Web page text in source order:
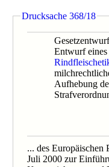
0051/15
0708/08
0824/07
Drucksache 368/18
Entwurf eines
Aufhebung
... des Europäischen Parlamentes und des Rates vom 17.
Juli 2000 zur